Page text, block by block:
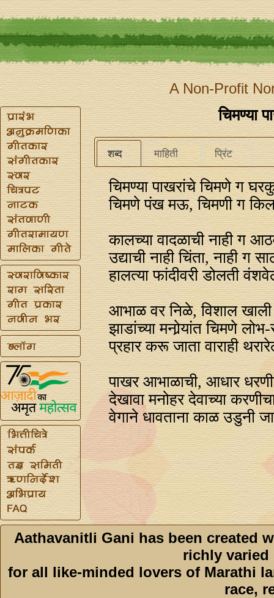
A Non-Profit
चिमण्या
शब्द माहिती प्रिंट
चिमण्या पाखरांचे चिमणे ग
चिमणे पंख मऊ, चिमणी ग
कालच्या वादळाची नाही ग
उद्याची नाही चिंता, नाही ग
हालत्या फांदीवरी डोलती
आभाळ वर निळे, विशाल
झाडांच्या मनोर्‍यांत चिमणे लोभ-
प्रहार करू जाता वाराही
पाखर आभाळाची, आधार
देखावा मनोहर देवाच्या
वेगाने धावताना काळ उडुनी
Aathavanitli Gani has been created
richly varied
for all like-minded lovers of Marathi
race,